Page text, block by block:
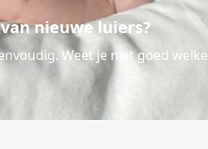
nieuwe luiers?
Weet je niet goed welke